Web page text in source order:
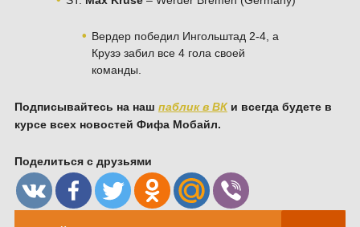
Вердер победил Ингольштад 2-4, а
Крузэ забил все 4 гола своей
команды.
Подписывайтесь на наш паблик в ВК и всегда будете в
курсе всех новостей Фифа Мобайл.
Поделиться с друзьями